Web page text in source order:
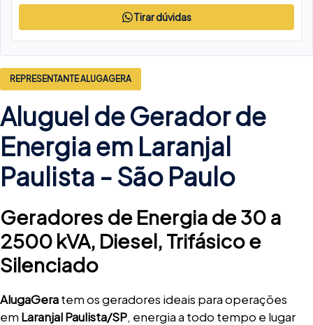
Tirar dúvidas
REPRESENTANTE ALUGAGERA
Aluguel de Gerador de
Energia em Laranjal
Paulista - São Paulo
Geradores de Energia de 30 a
2500 kVA, Diesel, Trifásico e
Silenciado
AlugaGeratem os geradores ideais para operações
em Laranjal Paulista/SP, energia a todo tempo e lugar